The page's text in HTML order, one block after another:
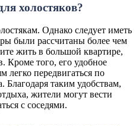
холостяков?
Однако следует иметь
были рассчитаны более чем
жить в большой квартире,
Кроме того, его удобное
легко передвигаться по
Благодаря таким удобствам,
жители могут вести
с соседями.